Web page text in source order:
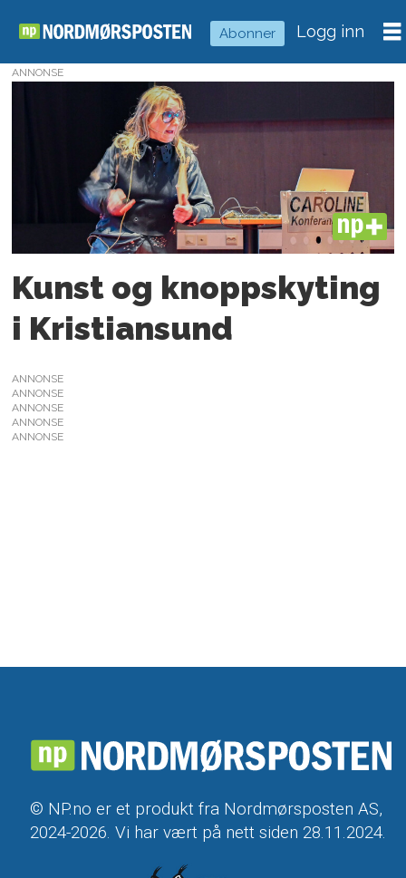
Abonner Logg inn
hjorten
vanndamman
ANNONSE
PLUS
Kunst og knoppskyting
i Kristiansund
ANNONSE
ANNONSE
ANNONSE
ANNONSE
ANNONSE
© NP.no er et produkt fra Nordmørsposten AS,
2024-2026. Vi har vært på nett siden 28.11.2024.